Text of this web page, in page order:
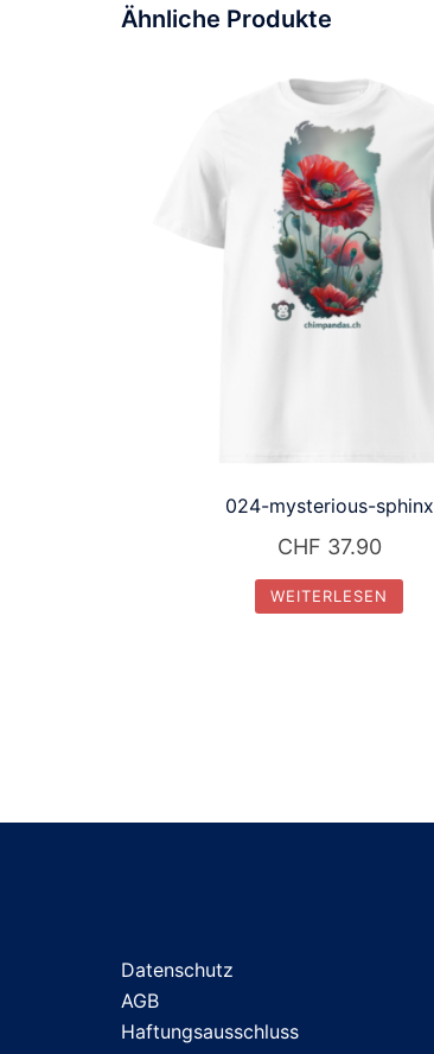
Ähnliche Produkte
024-mysterious-sphinx
CHF 37.90
WEITERLESEN
Datenschutz
AGB
Haftungsausschluss